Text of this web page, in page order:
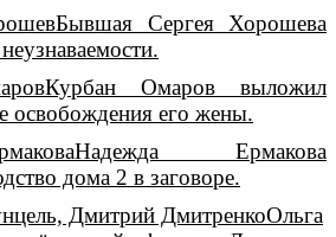
Бывшая Сергея Хорошева
Курбан Омаров выложил
освобождения его жены.
Надежда Ермакова
дома 2 в заговоре.
Ольга